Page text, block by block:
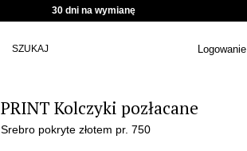
30 dni na wymianę
SZUKAJ Logowanie
PRINT Kolczyki pozłacane
Srebro pokryte złotem pr. 750